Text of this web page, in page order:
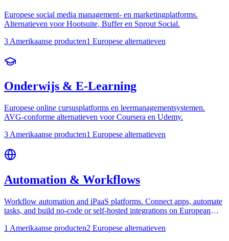
Europese social media management- en marketingplatforms.
Alternatieven voor Hootsuite, Buffer en Sprout Social.
3 Amerikaanse producten1 Europese alternatieven
Onderwijs & E-Learning
Europese online cursusplatforms en leermanagementsystemen.
AVG-conforme alternatieven voor Coursera en Udemy.
3 Amerikaanse producten1 Europese alternatieven
Automation & Workflows
Workflow automation and iPaaS platforms. Connect apps, automate
tasks, and build no-code or self-hosted integrations on European
1 Amerikaanse producten2 Europese alternatieven